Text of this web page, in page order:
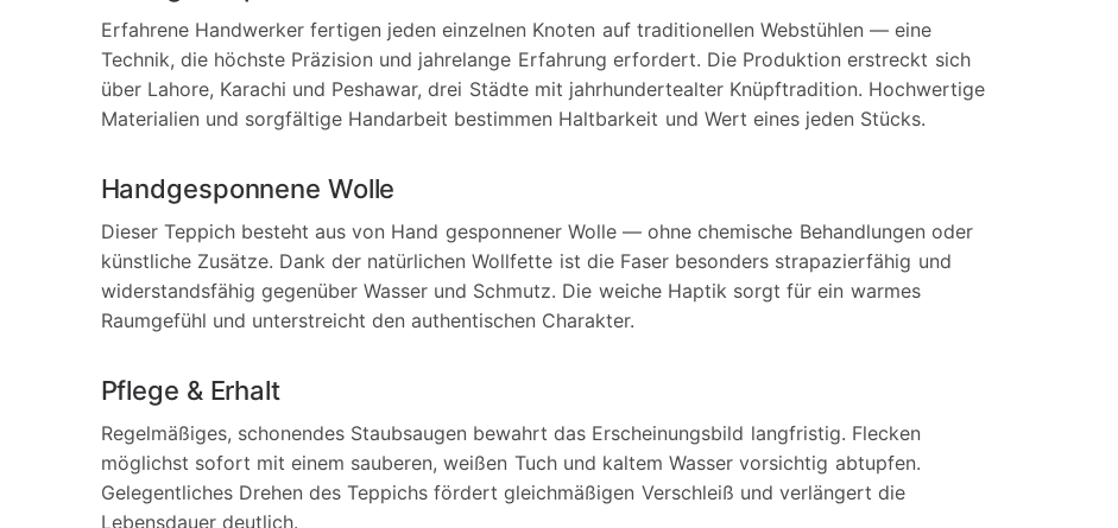
Erfahrene Handwerker fertigen jeden einzelnen Knoten auf traditionellen Webstühlen — eine
Technik, die höchste Präzision und jahrelange Erfahrung erfordert. Die Produktion erstreckt sich
über Lahore, Karachi und Peshawar, drei Städte mit jahrhundertealter Knüpftradition. Hochwertige
Materialien und sorgfältige Handarbeit bestimmen Haltbarkeit und Wert eines jeden Stücks.
Handgesponnene Wolle
Dieser Teppich besteht aus von Hand gesponnener Wolle — ohne chemische Behandlungen oder
künstliche Zusätze. Dank der natürlichen Wollfette ist die Faser besonders strapazierfähig und
widerstandsfähig gegenüber Wasser und Schmutz. Die weiche Haptik sorgt für ein warmes
Raumgefühl und unterstreicht den authentischen Charakter.
Pflege & Erhalt
Regelmäßiges, schonendes Staubsaugen bewahrt das Erscheinungsbild langfristig. Flecken
möglichst sofort mit einem sauberen, weißen Tuch und kaltem Wasser vorsichtig abtupfen.
Gelegentliches Drehen des Teppichs fördert gleichmäßigen Verschleiß und verlängert die
Lebensdauer deutlich.